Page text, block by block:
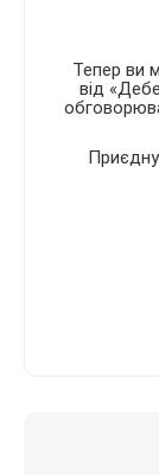
Тепер ви
від